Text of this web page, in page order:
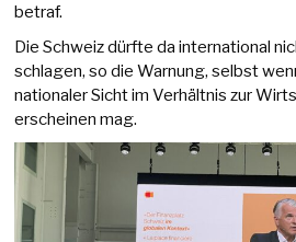
betraf.
Die Schweiz dürfte da international
schlagen, so die Warnung, selbst
nationaler Sicht im Verhältnis zur
erscheinen mag.